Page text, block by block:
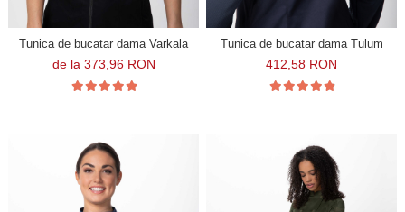
Tunica de bucatar dama Varkala
de la 373,96 RON
Tunica de bucatar dama Tulum
412,58 RON